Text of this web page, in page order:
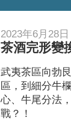
2023年6月28日
茶酒完形變
武夷茶區向勃
區，到細分牛
心、牛尾分法
戰？！